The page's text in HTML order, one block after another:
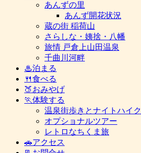
あんずの里
あんず開花状況
蔵の街 稲荷山
さらしな・姨捨・八幡
旅情 戸倉上山田温泉
千曲川河畔
♨泊まる
🍴食べる
🍑おみやげ
🏃体験する
温泉街歩きとナイトハイク
オプショナルツアー
レトロなちくま旅
🚗アクセス